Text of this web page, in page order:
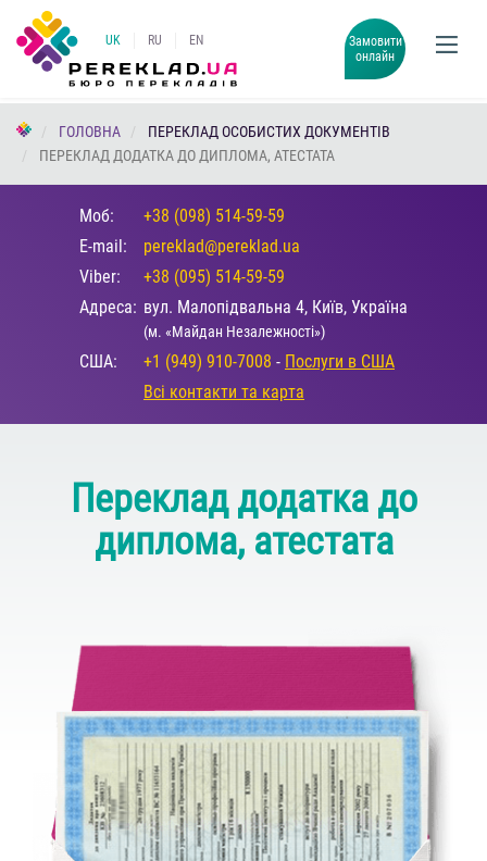
UK RU EN
Замовити
онлайн
ГОЛОВНА
ПЕРЕКЛАД ОСОБИСТИХ ДОКУМЕНТІВ
ПЕРЕКЛАД ДОДАТКА ДО ДИПЛОМА, АТЕСТАТА
Моб:
+38 (098) 514-59-59
E-mail:
pereklad@pereklad.ua
Viber:
+38 (095) 514-59-59
Адреса: вул. Малопідвальна 4, Київ, Україна
(м. «Майдан Незалежності»)
США: +1 (949) 910-7008 - Послуги в США
Всі контакти та карта
Переклад додатка до
диплома, атестата